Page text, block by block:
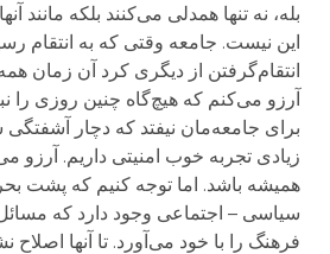
بله، نه تنها همدلی می‌کنند بلکه مانند
این نیست. جامعه وقتی که به انتقام
انتقام‌گرفتن از دیگری کرد آن زمان
آرزو می‌کنم که هیچ‌گاه چنین روزی را
برای جامعه‌مان نیفتد که دچار آشفتگی
زیادی تجربه خوب امنیتی داریم. آرزو
همیشه باشد. اما توجه کنیم که پشت
سیاسی – اجتماعی وجود دارد که
فرهنگ را با خود می‌آورد. تا آنها اصلاح